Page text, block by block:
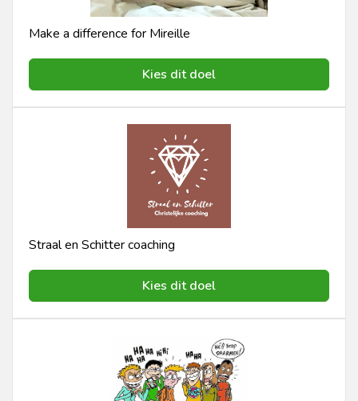
Make a difference for Mireille
Kies dit doel
Straal en Schitter coaching
Kies dit doel